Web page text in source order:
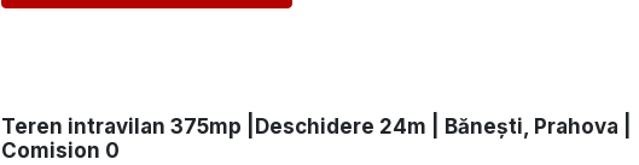
Teren intravilan 375mp |Deschidere 24m | Bănești, Prahova |
Comision 0